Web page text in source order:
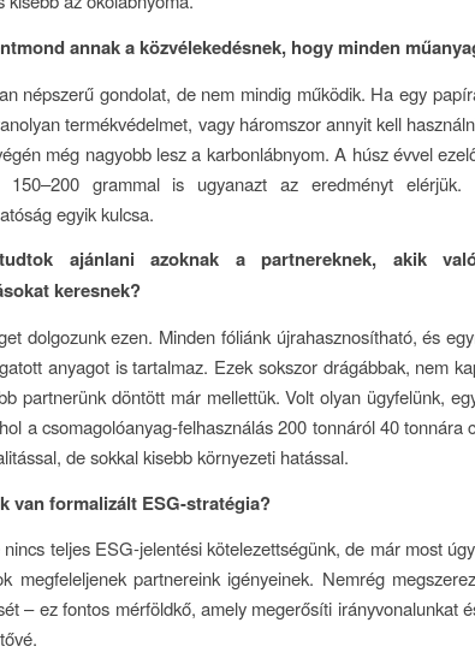
annak a közvélekedésnek, hogy minden
népszerű gondolat, de nem mindig működik. Ha egy
termékvédelmet, vagy háromszor annyit kell
még nagyobb lesz a karbonlábnyom. A húsz évvel
150–200 grammal is ugyanazt az eredményt
egyik kulcsa.
ajánlani azoknak a partnereknek, akik
keresnek?
dolgozunk ezen. Minden fóliánk újrahasznosítható, és
anyagot is tartalmaz. Ezek sokszor drágábbak, nem
partnerünk döntött már mellettük. Volt olyan ügyfelünk,
a csomagolóanyag-felhasználás 200 tonnáról 40 tonnára
de sokkal kisebb környezeti hatással.
van formalizált ESG-stratégia?
teljes ESG-jelentési kötelezettségünk, de már most
megfeleljenek partnereink igényeinek. Nemrég
– ez fontos mérföldkő, amely megerősíti irányvonalunkat